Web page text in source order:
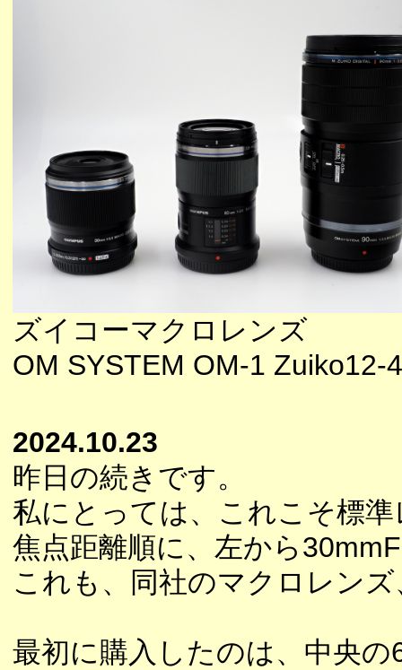
ズイコーマクロレンズ
OM SYSTEM OM-1 Zuiko12-
2024.10.23
昨日の続きです。
私にとっては、これこそ標
焦点距離順に、左から
これも、同社のマクロレン
最初に購入したのは、中央の